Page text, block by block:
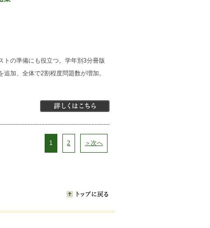
トの準備にも役立つ。学年別3分冊版
加、全体で2割程度問題数が増加。
1 2 ＞次へ